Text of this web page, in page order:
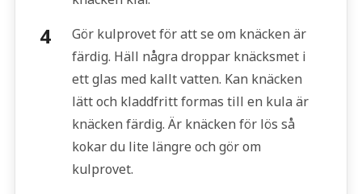
Gör kulprovet för att se om knäcken är
färdig. Häll några droppar knäcksmet i
ett glas med kallt vatten. Kan knäcken
lätt och kladdfritt formas till en kula är
knäcken färdig. Är knäcken för lös så
kokar du lite längre och gör om
kulprovet.